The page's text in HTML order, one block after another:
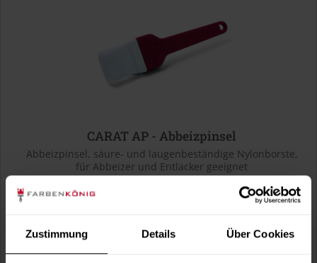
Zustimmung Details Über Cookies
CARAT AP - Abbeizpinsel
Abbeizpinsel, säure- und laugenbeständige Nylonborste,
für Abbeizer und Entlacker geeignet
Verfügbare Varianten
13,49 €